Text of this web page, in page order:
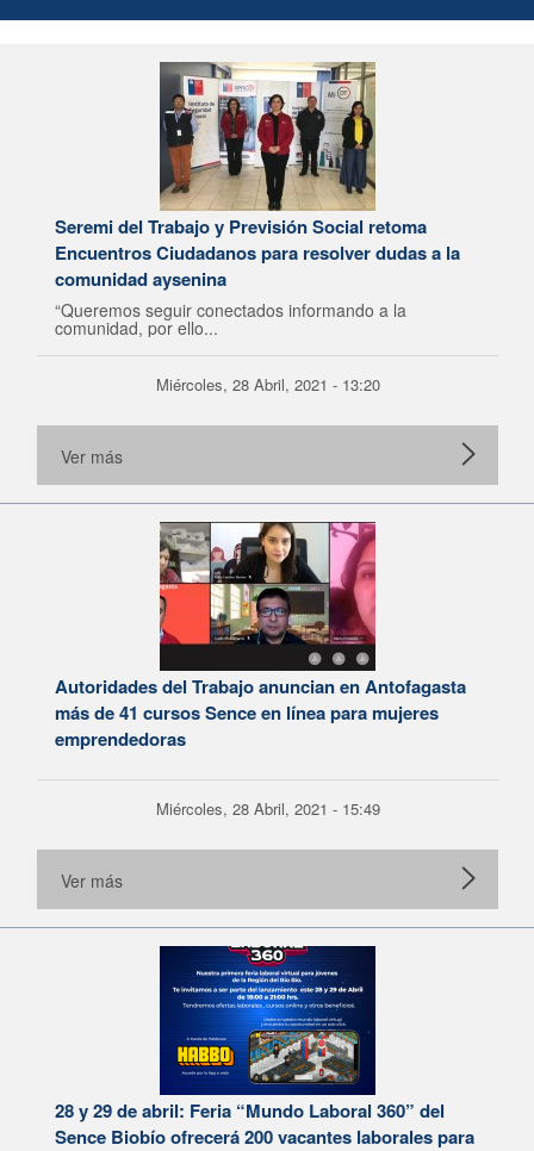
Seremi del Trabajo y Previsión Social retoma
Encuentros Ciudadanos para resolver dudas a la
comunidad aysenina
“Queremos seguir conectados informando a la
comunidad, por ello...
Miércoles, 28 Abril, 2021 - 13:20
Ver más
Autoridades del Trabajo anuncian en Antofagasta
más de 41 cursos Sence en línea para mujeres
emprendedoras
Miércoles, 28 Abril, 2021 - 15:49
Ver más
28 y 29 de abril: Feria “Mundo Laboral 360” del
Sence Biobío ofrecerá 200 vacantes laborales para